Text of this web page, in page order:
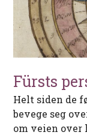
Fürsts
Helt siden de
bevege seg
om veien